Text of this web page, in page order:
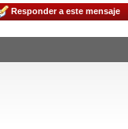
Responder a este mensaje